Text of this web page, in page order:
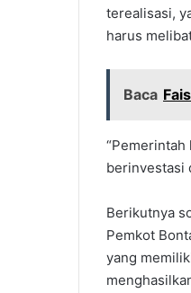
terealisasi,
harus
Baca
berinvestasi
Berikutnya
Pemkot
yang